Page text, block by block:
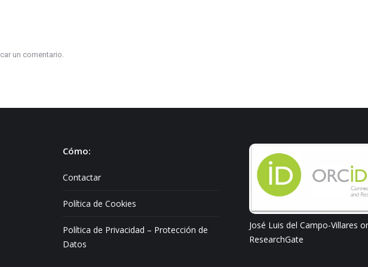
un comentario.
Cómo:
Contactar
Política de Cookies
Política de Privacidad – Protección de
Datos
José Luis del Campo-Villares
ResearchGate